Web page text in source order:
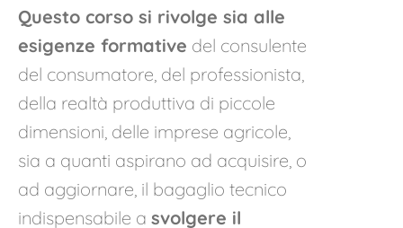
Questo corso si rivolge sia alle
esigenze formative del consulente
del consumatore, del professionista,
della realtà produttiva di piccole
dimensioni, delle imprese agricole,
sia a quanti aspirano ad acquisire, o
ad aggiornare, il bagaglio tecnico
indispensabile a svolgere il